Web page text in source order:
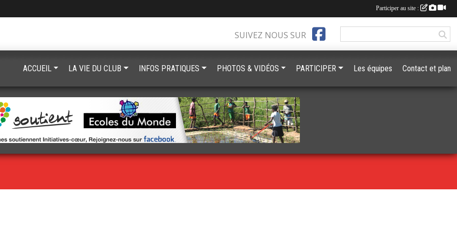
SUIVEZ NOUS SUR
ACCUEIL LA VIE DU CLUB INFOS PRATIQUES PHOTOS & VIDÉOS PARTICIPER Les équipes Contact et plan
Participer au site :